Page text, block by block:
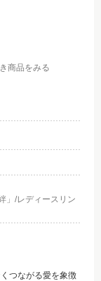
商品をみる
」/レディースリン
つながる愛を象徴